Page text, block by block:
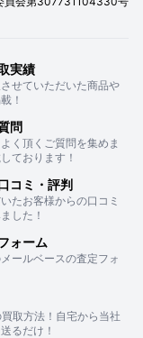
実績
せていただいた商品や
！
問
く頂くご質問を集めま
ております！
コミ・評判
たお客様からの口コミ
した！
ォーム
ールベースの査定フォ
買取方法！自宅から当社
るだけ！